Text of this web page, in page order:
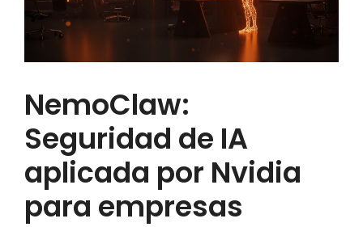
NemoClaw:
Seguridad de IA
aplicada por Nvidia
para empresas